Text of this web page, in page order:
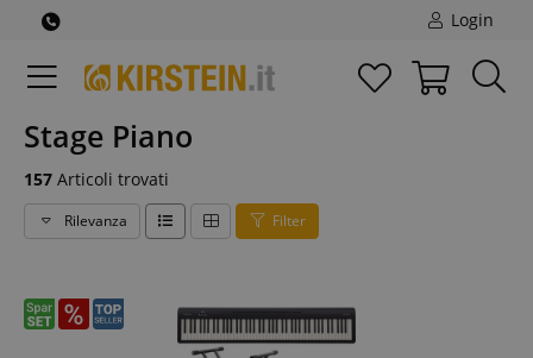
Login
Stage Piano
157 Articoli trovati
Rilevanza Filter